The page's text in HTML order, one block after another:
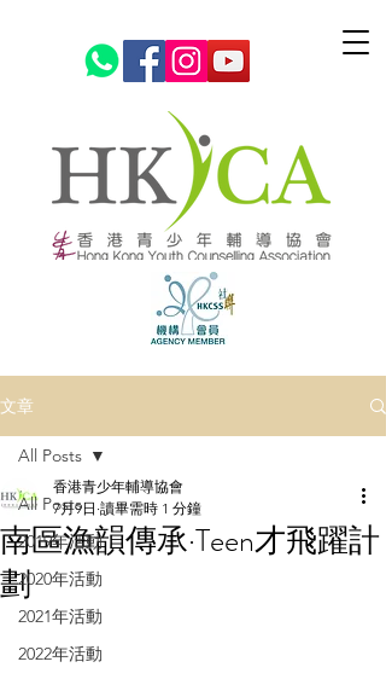
文章
All Posts
2019年活動
2020年活動
2021年活動
2022年活動
All Posts
南區漁韻傳承·Teen才飛躍計
劃
香港青少年輔導協會
7月9日 讀畢需時 1 分鐘